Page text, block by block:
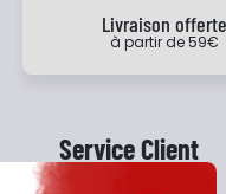
Livraison offerte
à partir de 59€
Service Client